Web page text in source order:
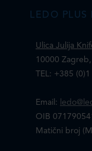
LEDO PLUS
Ulica Julija
10000
TEL: +385
Email:
OIB
Matični broj